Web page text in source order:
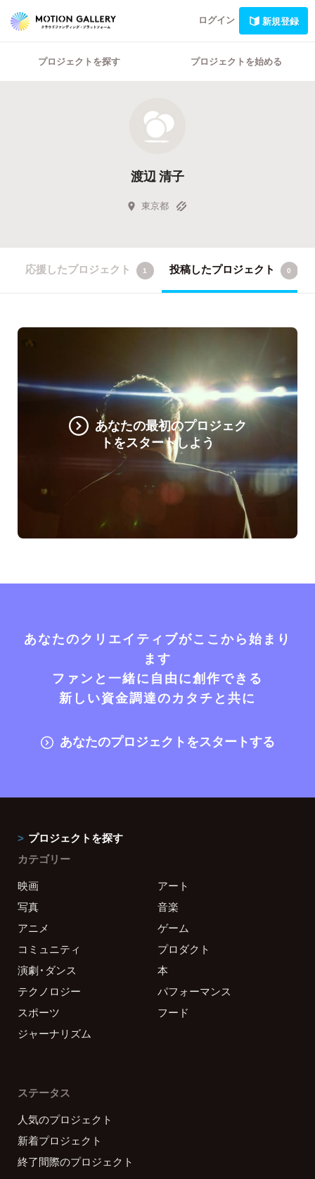
ログイン 新規登録
プロジェクトを探す プロジェクトを始める
渡辺 清子
東京都
応援したプロジェクト 1 投稿したプロジェクト 0
あなたの最初のプロジェク
トをスタートしよう
あなたのクリエイティブがここから始まり
ます
ファンと一緒に自由に創作できる
新しい資金調達のカタチと共に
あなたのプロジェクトをスタートする
プロジェクトを探す
カテゴリー
映画
アート
写真
音楽
アニメ
ゲーム
コミュニティ
プロダクト
演劇・ダンス
本
テクノロジー
パフォーマンス
スポーツ
フード
ジャーナリズム
ステータス
人気のプロジェクト
新着プロジェクト
終了間際のプロジェクト